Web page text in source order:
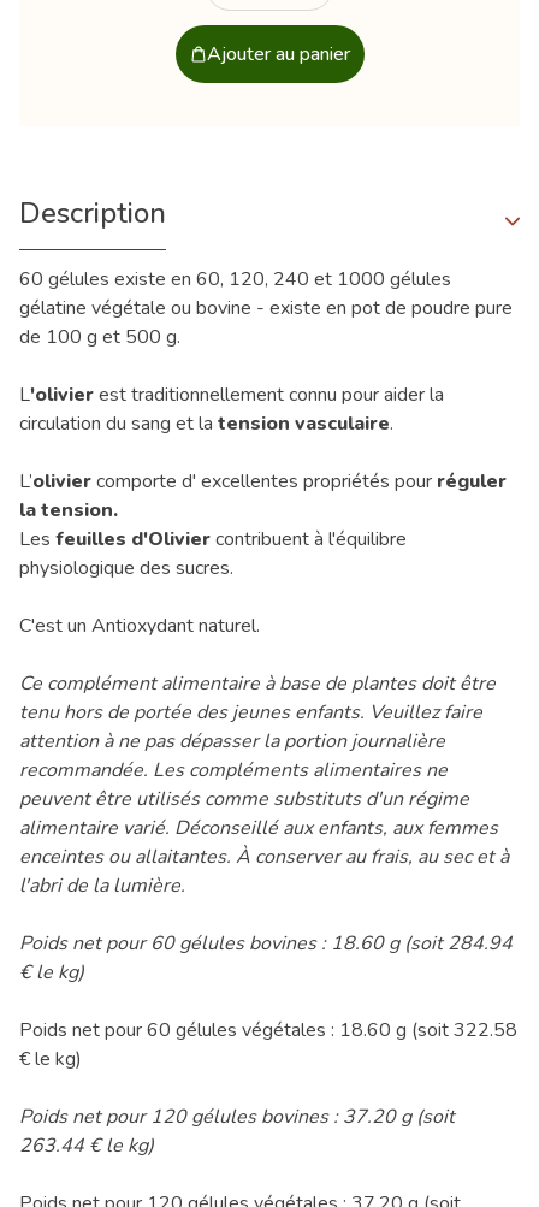
Ajouter au panier
Description
60 gélules existe en 60, 120, 240 et 1000 gélules
gélatine végétale ou bovine - existe en pot de poudre pure
de 100 g et 500 g.
L'olivierest traditionnellement connu pour aider la
circulation du sang et la tension vasculaire.
L’oliviercomporte d' excellentes propriétés pour réguler
la tension.
Les feuilles d'Oliviercontribuent à l'équilibre
physiologique des sucres.
C'est un Antioxydant naturel.
Ce complément alimentaire à base de plantes doit être
tenu hors de portée des jeunes enfants. Veuillez faire
attention à ne pas dépasser la portion journalière
recommandée. Les compléments alimentaires ne
peuvent être utilisés comme substituts d'un régime
alimentaire varié. Déconseillé aux enfants, aux femmes
enceintes ou allaitantes. À conserver au frais, au sec et à
l'abri de la lumière.
Poids net pour 60 gélules bovines : 18.60 g (soit 284.94
€ le kg)
Poids net pour 60 gélules végétales : 18.60 g (soit 322.58
€ le kg)
Poids net pour 120 gélules bovines : 37.20 g (soit
263.44 € le kg)